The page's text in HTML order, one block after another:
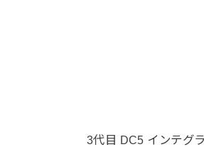
3代目 DC5 インテグ